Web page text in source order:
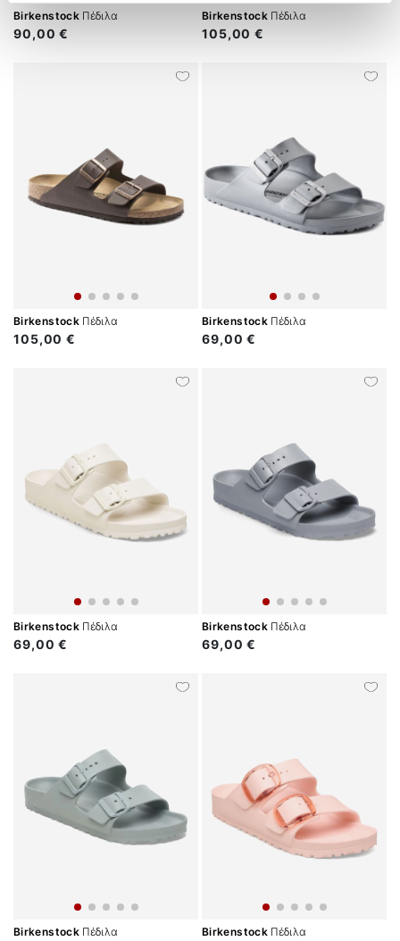
BirkenstockΠέδιλα
90,00 €
BirkenstockΠέδιλα
105,00 €
BirkenstockΠέδιλα
105,00 €
BirkenstockΠέδιλα
69,00 €
BirkenstockΠέδιλα
69,00 €
BirkenstockΠέδιλα
69,00 €
BirkenstockΠέδιλα BirkenstockΠέδιλα